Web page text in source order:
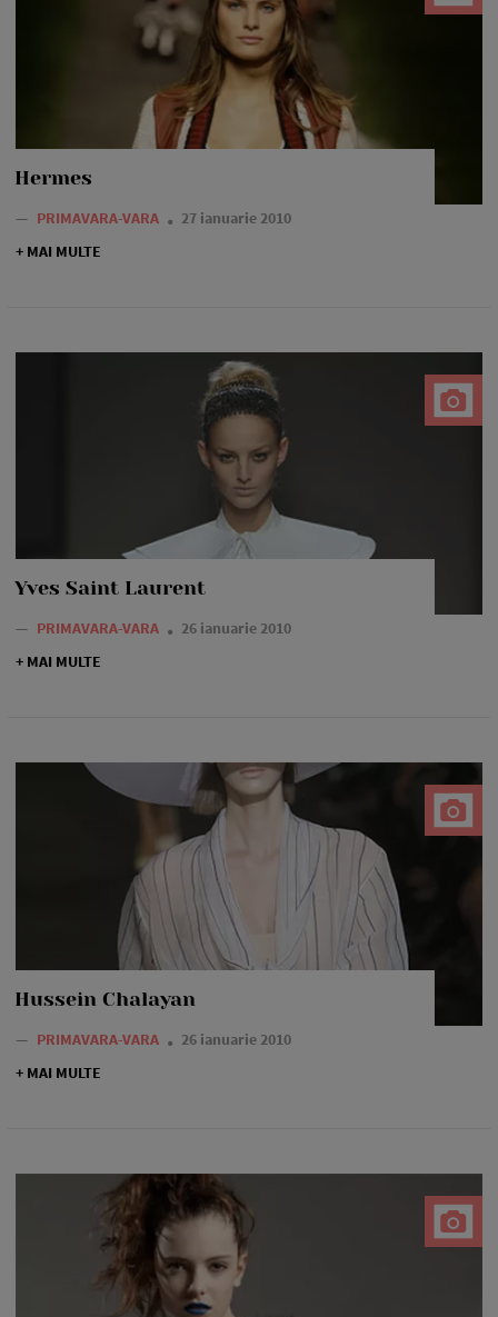
Hermes
— PRIMAVARA-VARA
27 ianuarie 2010
+ MAI MULTE
Yves Saint Laurent
— PRIMAVARA-VARA
26 ianuarie 2010
+ MAI MULTE
Hussein Chalayan
— PRIMAVARA-VARA
26 ianuarie 2010
+ MAI MULTE